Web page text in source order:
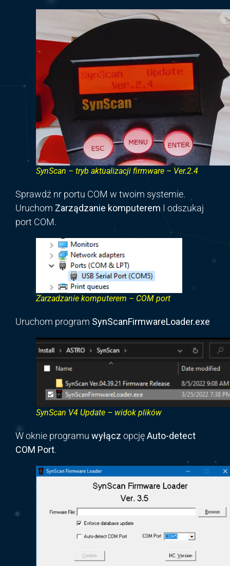
SynScan – tryb aktualizacji firmware – Ver.2.4
Sprawdź nr portu COM w twoim systemie.
Uruchom Zarządzanie komputerem I odszukaj
port COM.
Zarzadzanie komputerem – COM port
Uruchom program SynScanFirmwareLoader.exe
SynScan V4 Update – widok plików
W oknie programu wyłącz opcjęAuto-detect
COM Port.